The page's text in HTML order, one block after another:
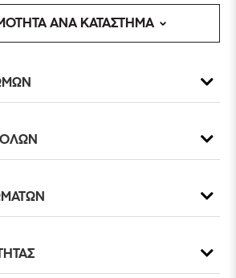
ΑΝΑ ΚΑΤΑΣΤΗΜΑ